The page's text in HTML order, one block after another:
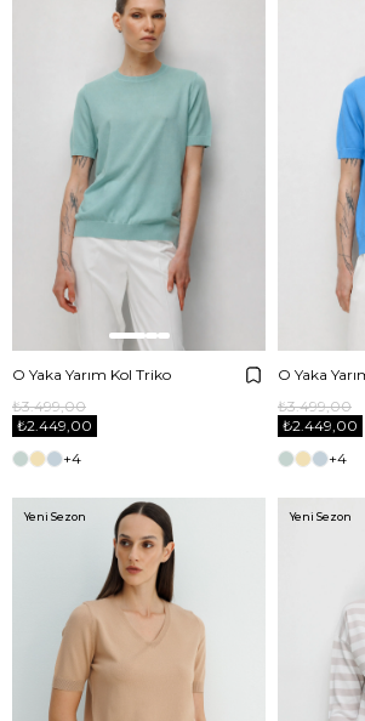
O Yaka Yarım Kol Triko
₺2.449,00
₺3.499,00
+4
O Yaka
₺2.449,00
₺3.499,00
+4
Yeni Sezon Yeni Sezon